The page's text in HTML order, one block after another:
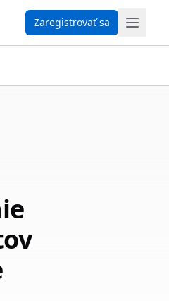
Zaregistrovať sa